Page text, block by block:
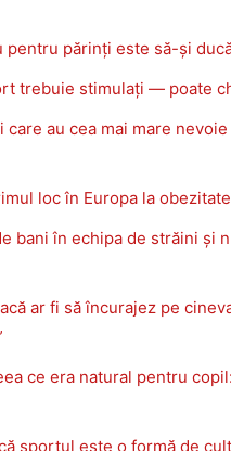
pentru părinți este să-și
trebuie stimulați — poate
au cea mai mare
loc în Europa la
bani în echipa de străini și
ar fi să încurajez pe
ce era natural pentru
sportul este o formă de